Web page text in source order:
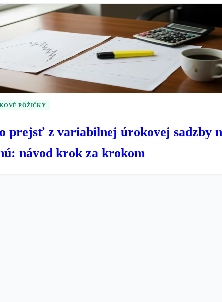
PÔŽIČKY
prejsť z variabilnej úrokovej sadzby
návod krok za krokom